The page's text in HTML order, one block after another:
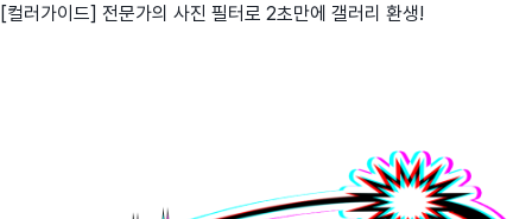
[컬러가이드] 전문가의 사진 필터로 2초만에 갤러리 환생!